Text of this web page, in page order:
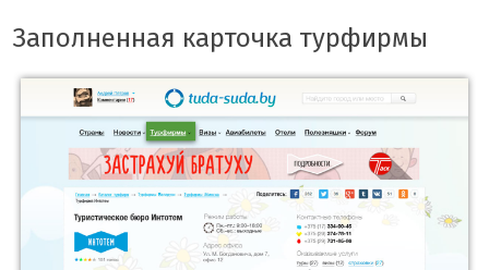
Заполненная карточка турфирмы